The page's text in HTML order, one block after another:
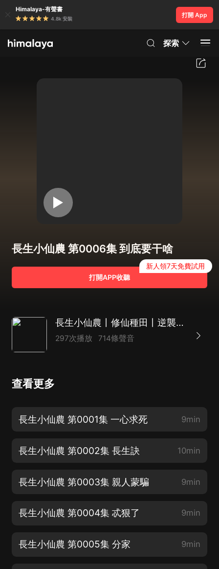
Himalaya-有聲書
4.8k 安裝
打開 App
探索
長生小仙農 第0006集 到底要干啥
打開APP收聽
新人領7天免費試用
長生小仙農丨修仙種田丨逆襲&輕鬆&爆笑丨多人有聲劇
297次播放 714條聲音
查看更多
長生小仙農 第0001集 一心求死 9min
長生小仙農 第0002集 長生訣 10min
長生小仙農 第0003集 親人蒙騙 9min
長生小仙農 第0004集 忒狠了 9min
長生小仙農 第0005集 分家 9min